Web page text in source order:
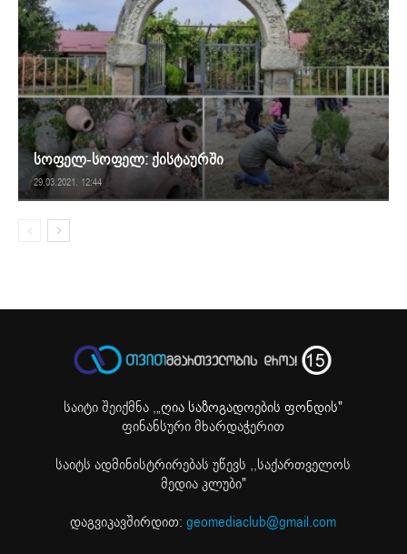
სოფელ-სოფელ: ქისტაურში
29.03.2021. 12:44
საიტი შეიქმნა ,„ღია საზოგადოების ფონდის"
ფინანსური მხარდაჭერით
საიტს ადმინისტრირებას უწევს ,,საქართველოს
მედია კლუბი"
დაგვიკავშირდით:geomediaclub@gmail.com